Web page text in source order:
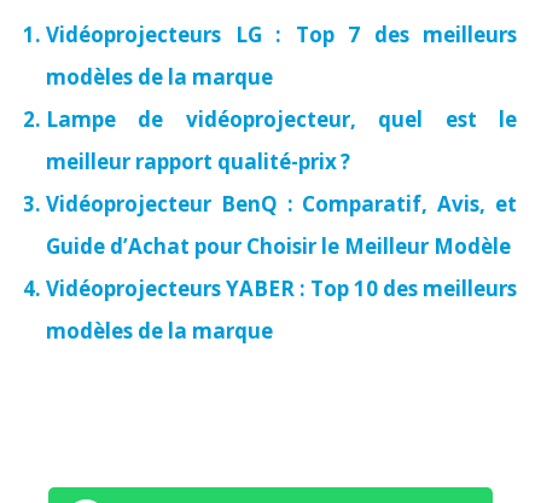
Vidéoprojecteurs LG : Top 7 des meilleurs
modèles de la marque
Lampe de vidéoprojecteur, quel est le
meilleur rapport qualité-prix ?
Vidéoprojecteur BenQ : Comparatif, Avis, et
Guide d’Achat pour Choisir le Meilleur Modèle
Vidéoprojecteurs YABER : Top 10 des meilleurs
modèles de la marque